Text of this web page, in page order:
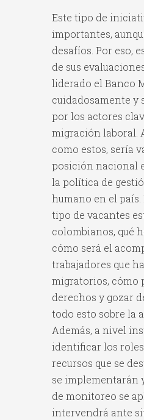
Este tipo de
importantes,
desafíos. Por eso,
de sus
liderado el Banco
cuidadosamente y
por los actores
migración laboral.
como estos, sería
posición nacional
la política de
humano en el
tipo de vacantes
colombianos, qué
cómo será el
trabajadores que
migratorios, cómo
derechos y gozar
todo esto sobre la
Además, a nivel
identificar los roles
recursos que se
se implementarán
de monitoreo se
intervendrá ante